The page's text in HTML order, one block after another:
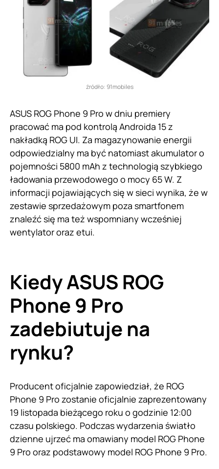
źródło: 91mobiles
ASUS ROG Phone 9 Pro w dniu premiery
pracować ma pod kontrolą Androida 15 z
nakładką ROG UI. Za magazynowanie energii
odpowiedzialny ma być natomiast akumulator o
pojemności 5800 mAh z technologią szybkiego
ładowania przewodowego o mocy 65 W. Z
informacji pojawiających się w sieci wynika, że w
zestawie sprzedażowym poza smartfonem
znaleźć się ma też wspomniany wcześniej
wentylator oraz etui.
Kiedy ASUS ROG
Phone 9 Pro
zadebiutuje na
rynku?
Producent oficjalnie zapowiedział, że ROG
Phone 9 Pro zostanie oficjalnie zaprezentowany
19 listopada bieżącego roku o godzinie 12:00
czasu polskiego. Podczas wydarzenia światło
dzienne ujrzeć ma omawiany model ROG Phone
9 Pro oraz podstawowy model ROG Phone 9 Pro.